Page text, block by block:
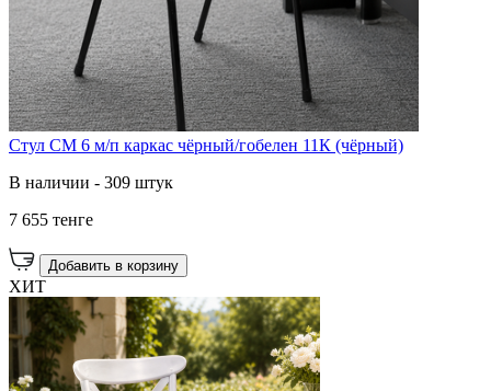
Стул СМ 6 м/п каркас чёрный/гобелен 11К (чёрный)
В наличии - 309 штук
7 655 тенге
Добавить в корзину
ХИТ